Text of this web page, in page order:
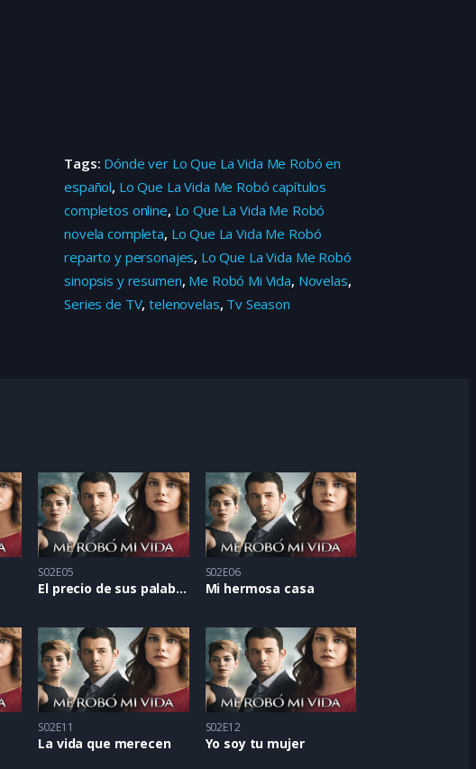
Tags: Dónde ver Lo Que La Vida Me Robó en
español, Lo Que La Vida Me Robó capítulos
completos online, Lo Que La Vida Me Robó
novela completa, Lo Que La Vida Me Robó
reparto y personajes, Lo Que La Vida Me Robó
sinopsis y resumen, Me Robó Mi Vida, Novelas,
Series de TV,telenovelas, Tv Season
S02E05
El precio de sus palabras
S02E06
Mi hermosa casa
S02E11
La vida que merecen
S02E12
Yo soy tu mujer